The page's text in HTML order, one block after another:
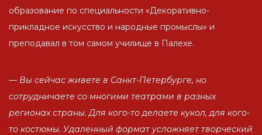
образование по специальности «Декоративно-
прикладное искусство и народные промыслы» и
преподавал в том самом училище в Палехе.
— Вы сейчас живете в Санкт-Петербурге, но
сотрудничаете со многими театрами в разных
регионах страны. Для кого-то делаете кукол, для кого-
то костюмы. Удаленный формат усложняет творческий